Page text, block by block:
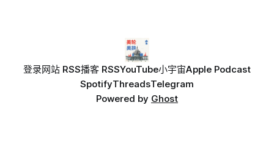
登录网站 RSS播客 RSSYouTube小宇宙Apple Podcast
SpotifyThreadsTelegram
Powered by Ghost